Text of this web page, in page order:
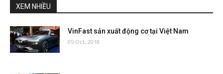
XEM NHIỀU
VinFast sản xuất động cơ tại Việt Nam
05 Oct, 2018